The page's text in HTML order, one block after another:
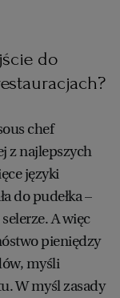
do
chef
z najlepszych
języki
do pudełka –
A więc
pieniędzy
myśli
W myśl zasady